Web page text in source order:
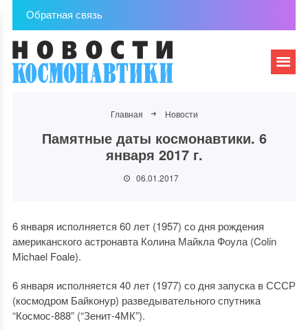
Обратная связь
Главная Новости
Памятные даты космонавтики. 6
января 2017 г.
06.01.2017
6 января исполняется 60 лет (1957) со дня рождения
американского астронавта Колина Майкла Фоула (Colin
Michael Foale).
6 января исполняется 40 лет (1977) со дня запуска в СССР
(космодром Байконур) разведывательного спутника
“Космос-888” (“Зенит-4МК”).